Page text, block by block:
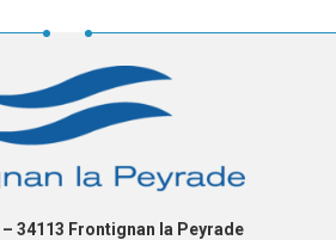
34113 Frontignan la Peyrade